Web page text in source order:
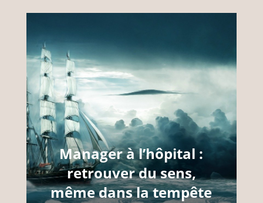
Manager à l’hôpital :
retrouver du sens,
même dans la tempête